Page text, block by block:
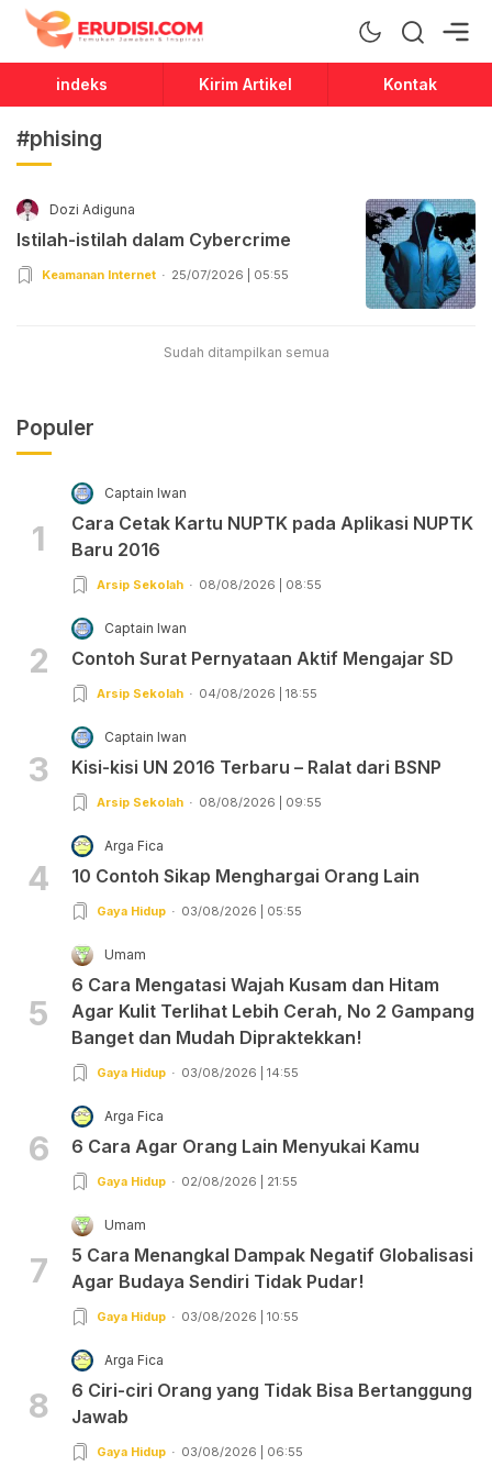
Erudisi
Temukan Jawaban dan Inspirasi
indeks Kirim Artikel Kontak
#phising
Dozi Adiguna
Istilah-istilah dalam Cybercrime
Keamanan Internet 25/07/2026 | 05:55
Sudah ditampilkan semua
Populer
1
Captain Iwan
Cara Cetak Kartu NUPTK pada Aplikasi NUPTK
Baru 2016
Arsip Sekolah 08/08/2026 | 08:55
2
Captain Iwan
Contoh Surat Pernyataan Aktif Mengajar SD
Arsip Sekolah 04/08/2026 | 18:55
3
Captain Iwan
Kisi-kisi UN 2016 Terbaru – Ralat dari BSNP
Arsip Sekolah 08/08/2026 | 09:55
4
Arga Fica
10 Contoh Sikap Menghargai Orang Lain
Gaya Hidup 03/08/2026 | 05:55
5
Umam
6 Cara Mengatasi Wajah Kusam dan Hitam
Agar Kulit Terlihat Lebih Cerah, No 2 Gampang
Banget dan Mudah Dipraktekkan!
Gaya Hidup 03/08/2026 | 14:55
6
Arga Fica
6 Cara Agar Orang Lain Menyukai Kamu
Gaya Hidup 02/08/2026 | 21:55
7
Umam
5 Cara Menangkal Dampak Negatif Globalisasi
Agar Budaya Sendiri Tidak Pudar!
Gaya Hidup 03/08/2026 | 10:55
8
Arga Fica
6 Ciri-ciri Orang yang Tidak Bisa Bertanggung
Jawab
Gaya Hidup 03/08/2026 | 06:55